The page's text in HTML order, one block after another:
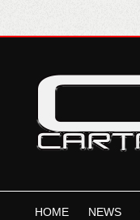
HOME NEWS